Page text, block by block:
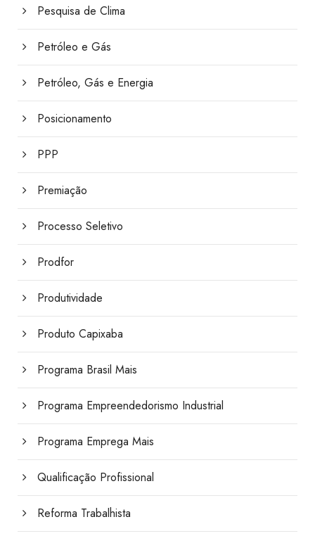
Pesquisa de Clima
Petróleo e Gás
Petróleo, Gás e Energia
Posicionamento
PPP
Premiação
Processo Seletivo
Prodfor
Produtividade
Produto Capixaba
Programa Brasil Mais
Programa Empreendedorismo Industrial
Programa Emprega Mais
Qualificação Profissional
Reforma Trabalhista